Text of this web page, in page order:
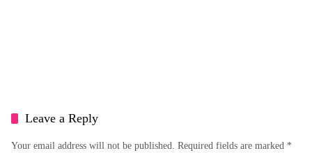
Leave a Reply
Your email address will not be published. Required fields are marked *